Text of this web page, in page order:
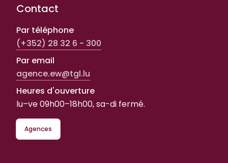
Contact
Par téléphone
(+352) 28 32 6 - 300
Par email
agence.ew@tgl.lu
Heures d'ouverture
lu–ve 09h00–18h00, sa-di fermé.
Agences